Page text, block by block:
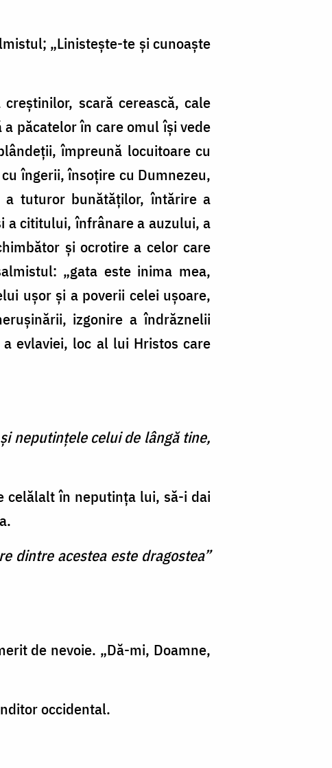
„Linisteşte-te şi cunoaşte
scară cerească, cale
păcatelor în care omul îşi vede
împreună locuitoare cu
îngerii, însoţire cu Dumnezeu,
a tuturor bunătăţilor, întărire a
a cititului, înfrânare a auzului, a
şi ocrotire a celor care
„gata este inima mea,
uşor şi a poverii celei uşoare,
izgonire a îndrăznelii
evlaviei, loc al lui Hristos care
neputințele celui de lângă tine,
celălalt în neputinţa lui, să-i dai
dintre acestea este dragostea”
de nevoie. „Dă-mi, Doamne,
occidental.